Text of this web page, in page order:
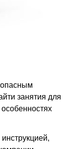
опасным
занятия для